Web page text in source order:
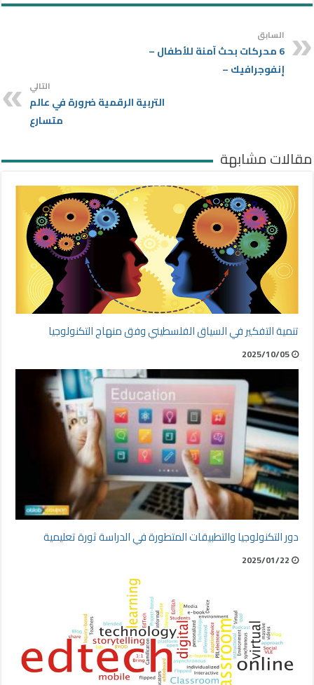
السابق
6 محركات بحث آمنة للأطفال –
إنفوجرافيك –
التالي
التربية الرقمية ضرورة في عالم
متسارع
مقالات مشابهة
تنمية التفكير في السياق الفلسطيني وفق منهاج التكنولوجيا
2025/10/05
دور التكنولوجيا والتطبيقات المتطورة في الدراسة ثورة تعليمية
2025/01/22